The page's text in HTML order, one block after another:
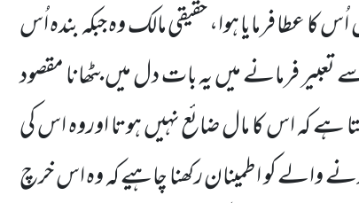
کا عطا فرمایا ہوا، حقیقی مالک وہ جبکہ بندہ اُس
فرمانے میں یہ بات دل میں بٹھانا مقصود
کہ اس کا مال ضائع نہیں ہوتا اوروہ اس کی
والے کو اطمینان رکھنا چاہیے کہ وہ اس خرچ